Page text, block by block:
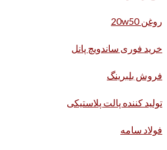
روغن 20w50
خرید فوری ساندویچ پانل
فروش بلبرینگ
تولید کننده پالت پلاستیکی
فولاد سامه